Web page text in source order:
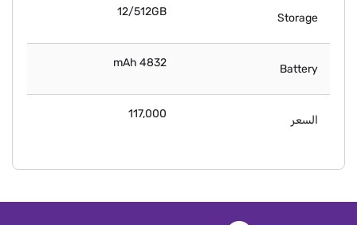
Storage
12/512GB
Battery
4832 mAh
السعر 117,000